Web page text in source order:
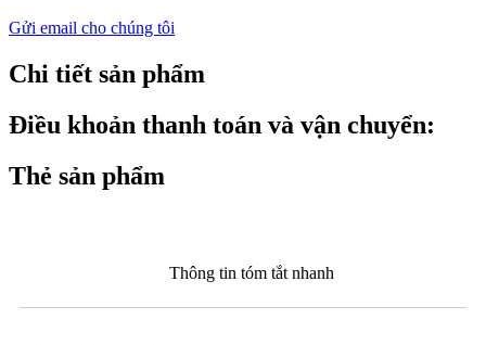
Gửi email cho chúng tôi
Chi tiết sản phẩm
Điều khoản thanh toán và vận chuyển:
Thẻ sản phẩm
Thông tin tóm tắt nhanh